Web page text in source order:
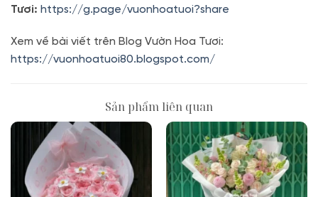
Tươi: https://g.page/vuonhoatuoi?share
Xem về bài viết trên Blog Vườn Hoa Tươi:
https://vuonhoatuoi80.blogspot.com/
Sản phẩm liên quan